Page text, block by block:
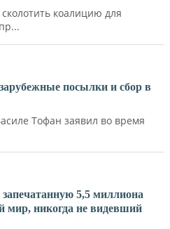
коалицию для
посылки и сбор в
Тофан заявил во время
5,5 миллиона
мир, никогда не видевший